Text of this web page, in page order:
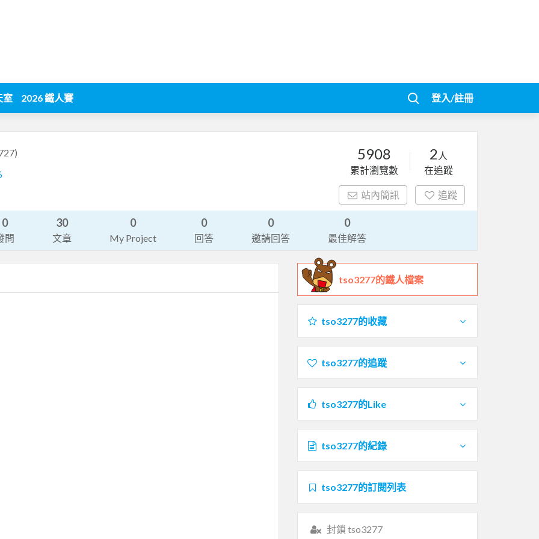
室 2026 鐵人賽 登入/註冊
5908
累計瀏覽數
2 人
在追蹤
站內簡訊 追蹤
0
問
30
文章
0
My Project
0
回答
0
邀請回答
0
最佳解答
tso3277的鐵人檔案
tso3277的收藏
tso3277的追蹤
tso3277的Like
tso3277的紀錄
tso3277的訂閱列表
封鎖 tso3277